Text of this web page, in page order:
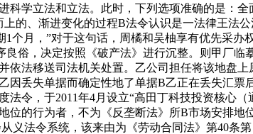
学立法和立法。此时，下列选项准确的是：
的、渐进变化的过程B法令认识是一法律王法
个月，”对于这句话，周橘和吴柚享有优先采
俗，决定按照《破产法》进行沉整。则甲厂
法移送司法机关处置。乙公司担任将该地盘
丢失单据而确定性地了单据B乙正在丢失汇
令，于2011年4月设立“高田丁科技投资核心
的行为者，不为《反垄断法》所B市场安排地
法令系统，该来由为《劳动合同法》第40条